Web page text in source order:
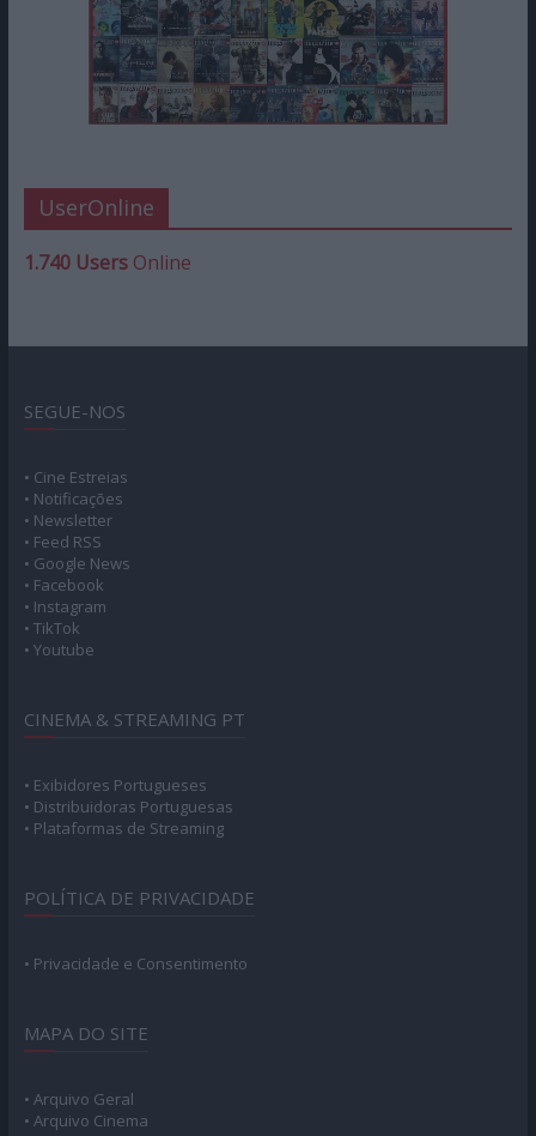
UserOnline
1.740 UsersOnline
SEGUE-NOS
• Cine Estreias
• Notificações
• Newsletter
• Feed RSS
• Google News
• Facebook
• Instagram
• TikTok
• Youtube
CINEMA & STREAMING PT
• Exibidores Portugueses
• Distribuidoras Portuguesas
• Plataformas de Streaming
POLÍTICA DE PRIVACIDADE
• Privacidade e Consentimento
MAPA DO SITE
• Arquivo Geral
• Arquivo Cinema